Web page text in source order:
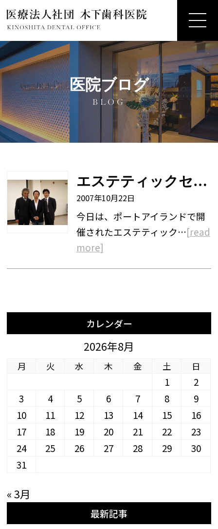
医院ブログ
BLOG
エステティックセミナー
2007年10月22日
今日は、ポートアイランドで開
催されたエステティック…[read
more]
カレンダー
2026年8月
月 火 水 木 金 土 日
1
2
3
4 5 6 7 8
9
10
11 12 13 14 15
16
17
18 19 20 21 22
23
24
25 26 27 28 29
30
31
« 3月
最新記事